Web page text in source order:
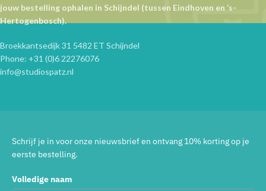
jouw bestelling ophalen in Schijndel (tussen Eindhoven en ‘s-
Hertogenbosch).
Broekkantsedijk 31 5482 ET Schijndel
Phone: +31 (0)6 22276076
info@studiospatz.nl
Schrijf je in voor onze nieuwsbrief en ontvang 10% korting op je
eerste bestelling.
Volledige naam